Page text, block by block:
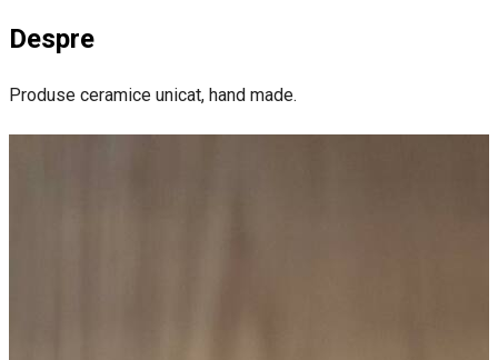
Despre
Produse ceramice unicat, hand made.